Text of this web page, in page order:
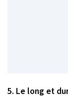
5. Le long et